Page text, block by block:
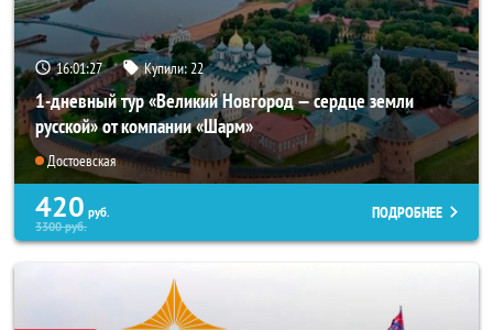
16:01:26 Купили: 22
1-дневный тур «Великий Новгород — сердце земли
русской» от компании «Шарм»
Достоевская
420 руб.
3300руб.
ПОДРОБНЕЕ